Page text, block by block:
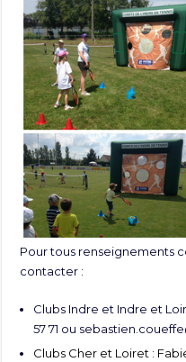
Pour tous renseignements
contacter :
Clubs Indre et Indre et
57 71 ou
Clubs Cher et Loiret :